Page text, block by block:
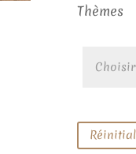
Thèmes